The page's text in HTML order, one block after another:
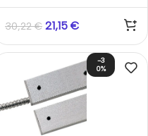
puertas Máx. 9mm. Cable
2m Aritech
30,22€ 21,15 €
-3
0%